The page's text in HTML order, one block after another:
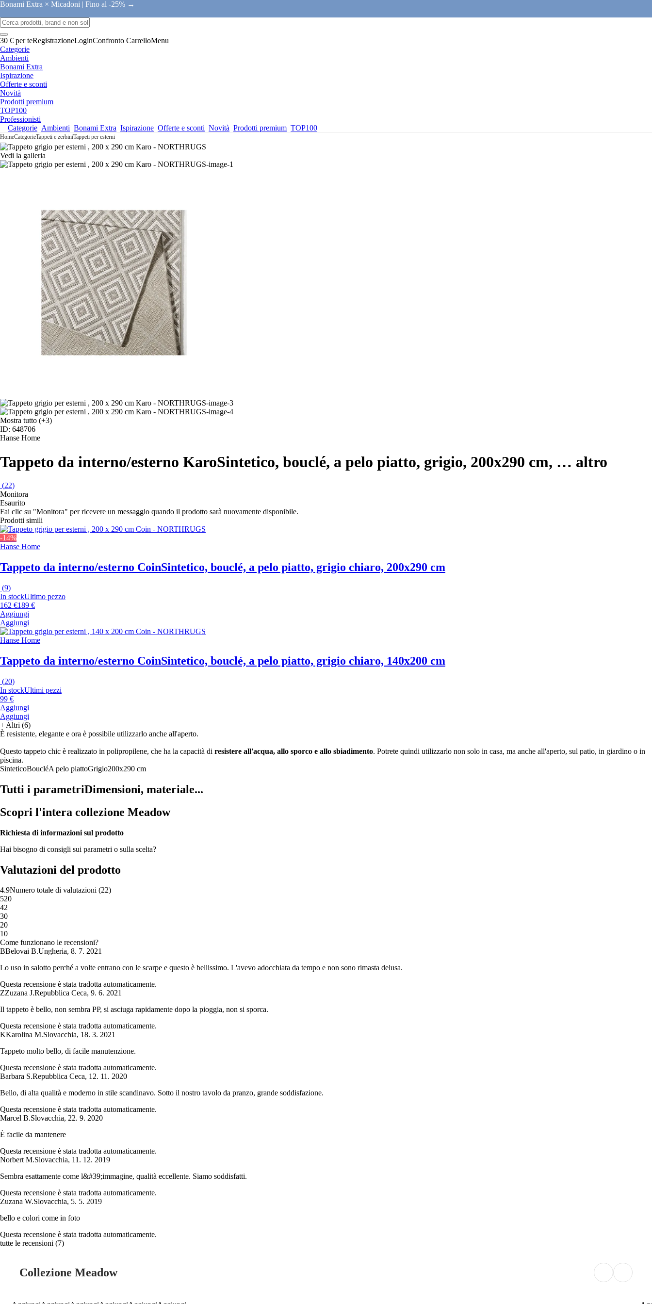
Bonami Extra × Micadoni | Fino al -25% →
30 € per teRegistrazioneLoginConfronto CarrelloMenu
Categorie
Ambienti
Bonami Extra
Ispirazione
Offerte e sconti
Novità
Prodotti premium
TOP100
Professionisti
Categorie Ambienti Bonami Extra Ispirazione Offerte e sconti Novità Prodotti premium TOP100
HomeCategorieTappeti e zerbiniTappeti per esterni
Vedi la galleria
Mostra tutto (+3)
ID: 648706
Hanse Home
Tappeto da interno/esterno KaroSintetico, bouclé, a pelo piatto, grigio, 200x290 cm, … altro
(22)
Monitora
Esaurito
Fai clic su "Monitora" per ricevere un messaggio quando il prodotto sarà nuovamente disponibile.
Prodotti simili
-14%
Hanse Home
Tappeto da interno/esterno CoinSintetico, bouclé, a pelo piatto, grigio chiaro, 200x290 cm
(9)
In stockUltimo pezzo
162 €189 €
Aggiungi
Aggiungi
Hanse Home
Tappeto da interno/esterno CoinSintetico, bouclé, a pelo piatto, grigio chiaro, 140x200 cm
(20)
In stockUltimi pezzi
99 €
Aggiungi
Aggiungi
+ Altri (6)
È resistente, elegante e ora è possibile utilizzarlo anche all'aperto.
Questo tappeto chic è realizzato in polipropilene, che ha la capacità di resistere all'acqua, allo sporco e allo sbiadimento. Potrete quindi utilizzarlo non solo in casa, ma anche all'aperto, sul patio, in giardino o in
piscina.
SinteticoBoucléA pelo piattoGrigio200x290 cm
Tutti i parametriDimensioni, materiale...
Scopri l'intera collezione Meadow
Richiesta di informazioni sul prodotto
Hai bisogno di consigli sui parametri o sulla scelta?
Valutazioni del prodotto
4.9Numero totale di valutazioni (22)
520
42
30
20
10
Come funzionano le recensioni?
BBelovai B.Ungheria, 8. 7. 2021
Lo uso in salotto perché a volte entrano con le scarpe e questo è bellissimo. L'avevo adocchiata da tempo e non sono rimasta delusa.
Questa recensione è stata tradotta automaticamente.
ZZuzana J.Repubblica Ceca, 9. 6. 2021
Il tappeto è bello, non sembra PP, si asciuga rapidamente dopo la pioggia, non si sporca.
Questa recensione è stata tradotta automaticamente.
KKarolina M.Slovacchia, 18. 3. 2021
Tappeto molto bello, di facile manutenzione.
Questa recensione è stata tradotta automaticamente.
Barbara S.Repubblica Ceca, 12. 11. 2020
Bello, di alta qualità e moderno in stile scandinavo. Sotto il nostro tavolo da pranzo, grande soddisfazione.
Questa recensione è stata tradotta automaticamente.
Marcel B.Slovacchia, 22. 9. 2020
È facile da mantenere
Questa recensione è stata tradotta automaticamente.
Norbert M.Slovacchia, 11. 12. 2019
Sembra esattamente come l&#39;immagine, qualità eccellente. Siamo soddisfatti.
Questa recensione è stata tradotta automaticamente.
Zuzana W.Slovacchia, 5. 5. 2019
bello e colori come in foto
Questa recensione è stata tradotta automaticamente.
tutte le recensioni (7)
Collezione Meadow